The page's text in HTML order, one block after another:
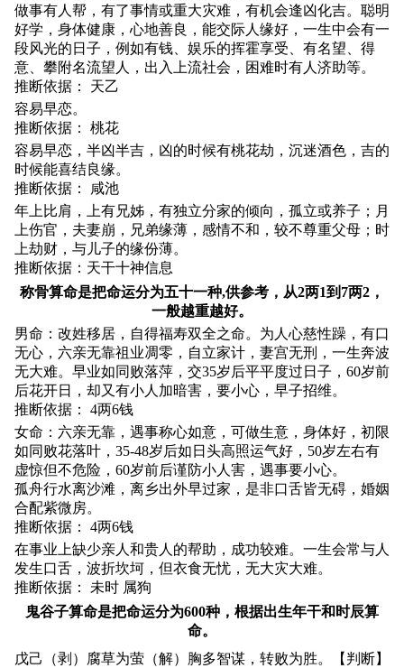
做事有人帮，有了事情或重大灾难，有机会逢凶化吉。聪明
好学，身体健康，心地善良，能交际人缘好，一生中会有一
段风光的日子，例如有钱、娱乐的挥霍享受、有名望、得
意、攀附名流望人，出入上流社会，困难时有人济助等。
推断依据： 天乙
容易早恋。
推断依据： 桃花
容易早恋，半凶半吉，凶的时候有桃花劫，沉迷酒色，吉的
时候能喜结良缘。
推断依据： 咸池
年上比肩，上有兄姊，有独立分家的倾向，孤立或养子；月
上伤官，夫妻崩，兄弟缘薄，感情不和，较不尊重父母；时
上劫财，与儿子的缘份薄。
推断依据：天干十神信息
称骨算命是把命运分为五十一种,供参考，从2两1到7两2，
一般越重越好。
男命：改姓移居，自得福寿双全之命。为人心慈性躁，有口
无心，六亲无靠祖业凋零，自立家计，妻宫无刑，一生奔波
无大难。早业如同败落萍，交35岁后平平度过日子，60岁前
后花开日，却又有小人加暗害，要小心，早子招维。
推断依据： 4两6钱
女命：六亲无靠，遇事称心如意，可做生意，身体好，初限
如同败花落叶，35-48岁后如日头高照运气好，50岁左右有
虚惊但不危险，60岁前后谨防小人害，遇事要小心。
孤舟行水离沙滩，离乡出外早过家，是非口舌皆无碍，婚姻
合配紫微房。
推断依据： 4两6钱
在事业上缺少亲人和贵人的帮助，成功较难。一生会常与人
发生口舌，波折坎坷，但衣食无忧，无大灾大难。
推断依据： 未时 属狗
鬼谷子算命是把命运分为600种，根据出生年干和时辰算
命。
戊己（剥）腐草为萤（解）胸多智谋，转败为胜。【判断】